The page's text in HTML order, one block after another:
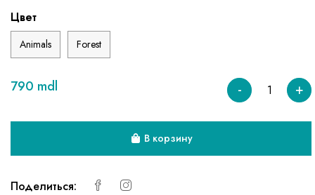
Цвет
Animals Forest
790 mdl - +
В корзину
Поделиться: